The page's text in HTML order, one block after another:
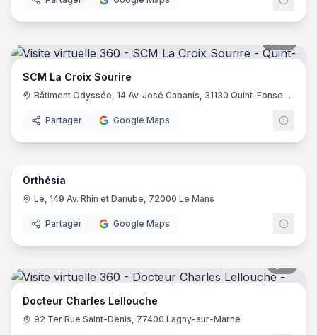
SCM La Croix Sourire
Bâtiment Odyssée, 14 Av. José Cabanis, 31130 Quint-Fonsegrives
Partager Google Maps
23
Orthésia
Le, 149 Av. Rhin et Danube, 72000 Le Mans
Partager Google Maps
Docteur Charles Lellouche
92 Ter Rue Saint-Denis, 77400 Lagny-sur-Marne